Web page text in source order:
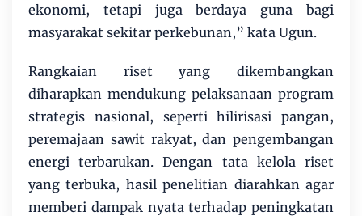
ekonomi, tetapi juga berdaya guna bagi
masyarakat sekitar perkebunan,” kata Ugun.
Rangkaian riset yang dikembangkan
diharapkan mendukung pelaksanaan program
strategis nasional, seperti hilirisasi pangan,
peremajaan sawit rakyat, dan pengembangan
energi terbarukan. Dengan tata kelola riset
yang terbuka, hasil penelitian diarahkan agar
memberi dampak nyata terhadap peningkatan